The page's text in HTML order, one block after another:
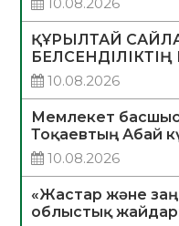
ҚҰРЫЛТАЙ
10.08.2026
Мемлекет
Тоқаевтың Абай
10.08.2026
«Жастар және заң
облыстық